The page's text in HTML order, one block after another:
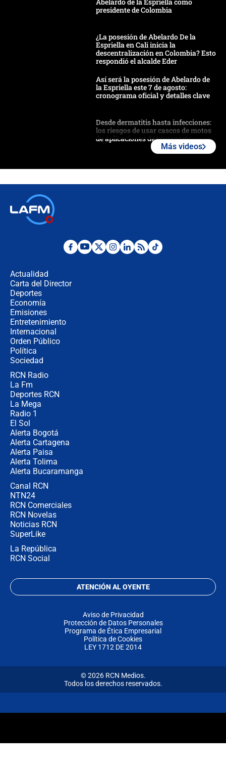
Abelardo de la Espriella como
presidente de Colombia
¿La posesión de Abelardo De la
Espriella en Cali inicia la
descentralización en Colombia? Esto
respondió el alcalde Eder
Así será la posesión de Abelardo de
la Espriella este 7 de agosto:
cronograma oficial y detalles clave
Desde dermatitis hasta infecciones:
los riesgos de usar cascos de motos
de aplicaciones de transporte
Posesión de Abelardo De La Espriella
Más videos
Actualidad
Carta del Director
Deportes
Economía
Emisiones
Entretenimiento
Internacional
Orden Público
Política
Sociedad
RCN Radio
La Fm
Deportes RCN
La Mega
Radio 1
El Sol
Alerta Bogotá
Alerta Cartagena
Alerta Paisa
Alerta Tolima
Alerta Bucaramanga
Canal RCN
NTN24
RCN Comerciales
RCN Novelas
Noticias RCN
SuperLike
La República
RCN Social
ATENCIÓN AL OYENTE
Aviso de Privacidad
Protección de Datos Personales
Programa de Ética Empresarial
Política de Cookies
LEY 1712 DE 2014
© 2026 RCN Medios.
Todos los derechos reservados.